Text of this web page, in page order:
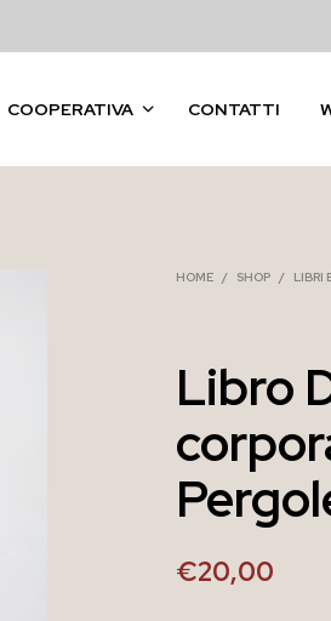
COOPERATIVA CONTATTI
HOME / SHOP / LIBRI
Libro
€20,00